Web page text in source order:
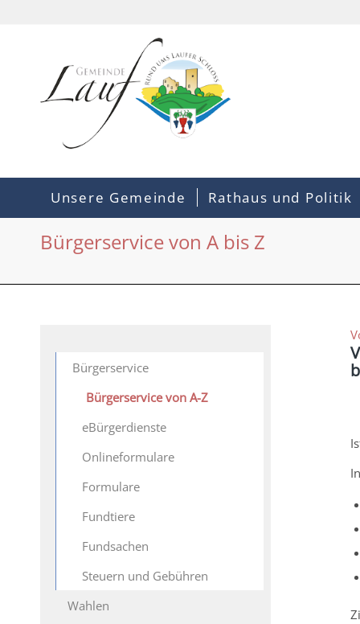
Unsere Gemeinde Rathaus und Politik
Bürgerservice von A bis Z
Bürgerservice
Bürgerservice von A-Z
eBürgerdienste
Onlineformulare
Formulare
Fundtiere
Fundsachen
Steuern und Gebühren
Wahlen